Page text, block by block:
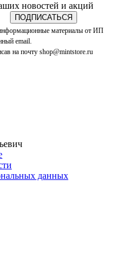
новостей и акций
ПОДПИСАТЬСЯ
материалы от ИП
email.
на почту shop@mintstore.ru
данных